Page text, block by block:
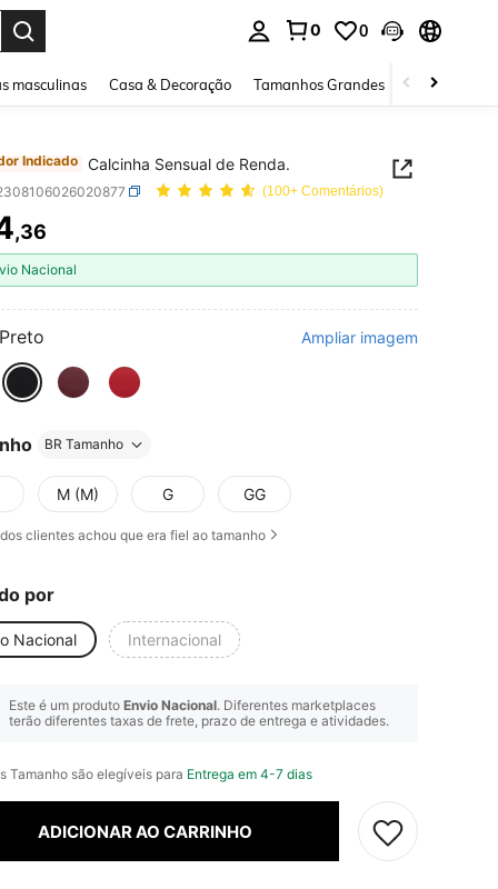
0 0
masculinas Casa & Decoração Tamanhos Grandes Joias e
Indicado Calcinha Sensual de Renda.
(100+ Comentários)
AND AVAILABILITY
,36
Nacional
Preto Ampliar imagem
BR Tamanho
M (M) G GG
dos clientes achou que era fiel ao tamanho
por
Nacional Internacional
Este é um produto Envio Nacional. Diferentes marketplaces
terão diferentes taxas de frete, prazo de entrega e atividades.
Tamanho são elegíveis para Entrega em 4-7 dias
ADICIONAR AO CARRINHO